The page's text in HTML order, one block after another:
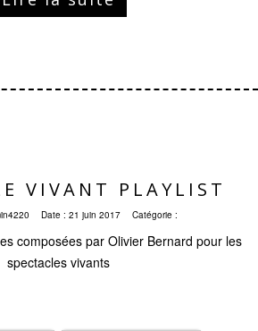
VIVANT PLAYLIST
Date : 21 juin 2017 Catégorie :
composées par Olivier Bernard pour les
spectacles vivants